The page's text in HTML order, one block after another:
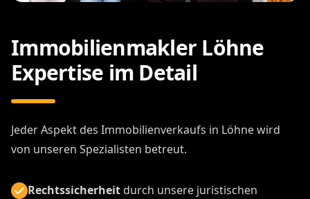
Immobilienmakler Löhne
Expertise im Detail
Jeder Aspekt des Immobilienverkaufs in Löhne wird
von unseren Spezialisten betreut.
Rechtssicherheitdurch unsere juristischen